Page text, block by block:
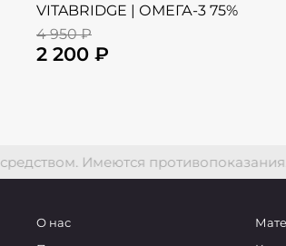
VITABRIDGE | ОМЕГА-3 75%
4 950 ₽
2 200 ₽
Имеются противопоказания.
О нас